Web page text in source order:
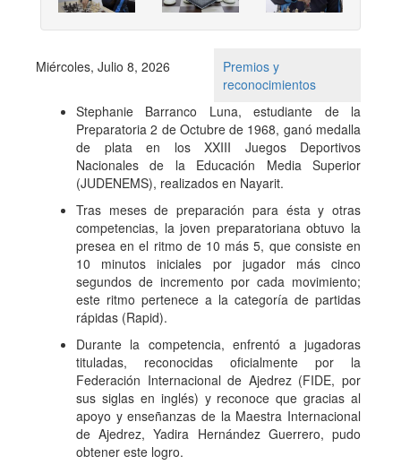
Miércoles, Julio 8, 2026
Premios y
reconocimientos
Stephanie Barranco Luna, estudiante de la
Preparatoria 2 de Octubre de 1968, ganó medalla
de plata en los XXIII Juegos Deportivos
Nacionales de la Educación Media Superior
(JUDENEMS), realizados en Nayarit.
Tras meses de preparación para ésta y otras
competencias, la joven preparatoriana obtuvo la
presea en el ritmo de 10 más 5, que consiste en
10 minutos iniciales por jugador más cinco
segundos de incremento por cada movimiento;
este ritmo pertenece a la categoría de partidas
rápidas (Rapid).
Durante la competencia, enfrentó a jugadoras
tituladas, reconocidas oficialmente por la
Federación Internacional de Ajedrez (FIDE, por
sus siglas en inglés) y reconoce que gracias al
apoyo y enseñanzas de la Maestra Internacional
de Ajedrez, Yadira Hernández Guerrero, pudo
obtener este logro.